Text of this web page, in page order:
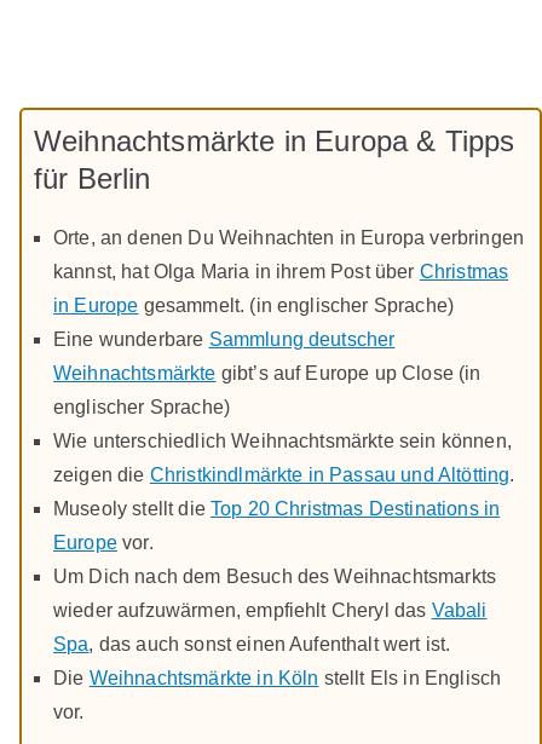
Weihnachtsmärkte in Europa & Tipps
für Berlin
Orte, an denen Du Weihnachten in Europa verbringen
kannst, hat Olga Maria in ihrem Post über Christmas
in Europe gesammelt. (in englischer Sprache)
Eine wunderbare Sammlung deutscher
Weihnachtsmärkte gibt’s auf Europe up Close (in
englischer Sprache)
Wie unterschiedlich Weihnachtsmärkte sein können,
zeigen die Christkindlmärkte in Passau und Altötting.
Museoly stellt dieTop 20 Christmas Destinations in
Europevor.
Um Dich nach dem Besuch des Weihnachtsmarkts
wieder aufzuwärmen, empfiehlt Cheryl das Vabali
Spa, das auch sonst einen Aufenthalt wert ist.
Die Weihnachtsmärkte in Köln stellt Els in Englisch
vor.